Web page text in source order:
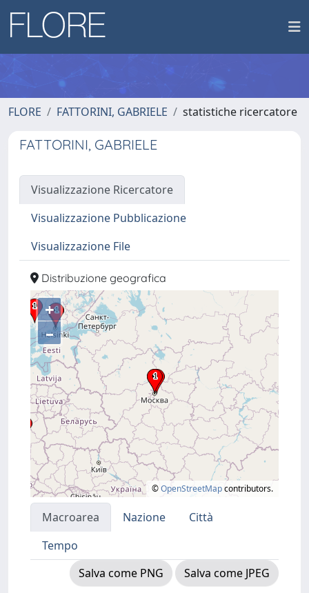
FLORE FATTORINI, GABRIELE statistiche ricercatore
FATTORINI, GABRIELE
Visualizzazione Ricercatore
Visualizzazione Pubblicazione
Visualizzazione File
Distribuzione geografica
+
–
©OpenStreetMapcontributors.
Macroarea Nazione
Città
Tempo
Salva come PNG
Salva come JPEG